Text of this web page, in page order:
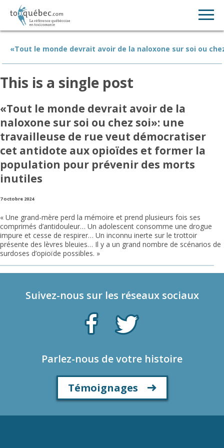
«Tout le monde devrait avoir de la naloxone sur soi ou
This is a single post
«Tout le monde devrait avoir de la
naloxone sur soi ou chez soi»: une
travailleuse de rue veut démocratiser
cet antidote aux opioïdes et former la
population pour prévenir des morts
inutiles
7 octobre 2024
« Une grand-mère perd la mémoire et prend plusieurs fois ses
comprimés d’antidouleur… Un adolescent consomme une drogue
impure et cesse de respirer… Un inconnu inerte sur le trottoir
présente des lèvres bleuies… Il y a un grand nombre de scénarios de
surdoses d’opioïde possibles. »
Suivez-nous sur les réseaux sociaux
Parlez-nous de votre histoire
Témoignages